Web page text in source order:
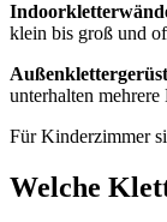
klein bis groß und
unterhalten
Für Kinderzimmer
Welche